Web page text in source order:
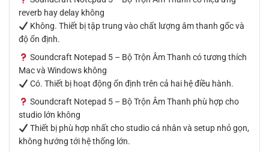
reverb hay delay không
Không. Thiết bị tập trung vào chất lượng âm thanh gốc và
độ ổn định.
Soundcraft Notepad 5 – Bộ Trộn Âm Thanh có tương thích
Mac và Windows không
Có. Thiết bị hoạt động ổn định trên cả hai hệ điều hành.
Soundcraft Notepad 5 – Bộ Trộn Âm Thanh phù hợp cho
studio lớn không
Thiết bị phù hợp nhất cho studio cá nhân và setup nhỏ gọn,
không hướng tới hệ thống lớn.